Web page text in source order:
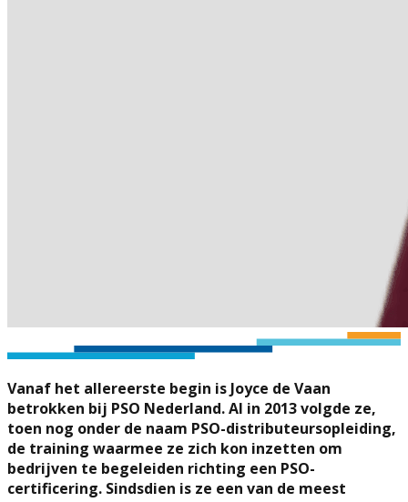
Vanaf het allereerste begin is Joyce de Vaan
betrokken bij PSO Nederland. Al in 2013 volgde ze,
toen nog onder de naam PSO-distributeursopleiding,
de training waarmee ze zich kon inzetten om
bedrijven te begeleiden richting een PSO-
certificering. Sindsdien is ze een van de meest